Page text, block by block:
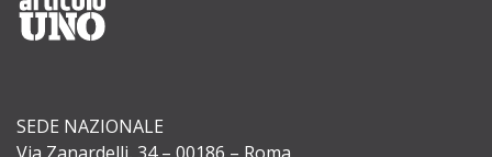
SEDE NAZIONALE